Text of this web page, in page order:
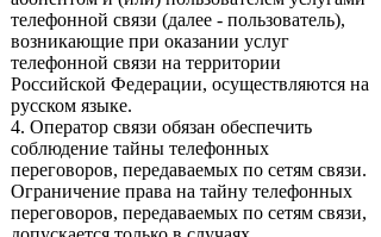
телефонной связи (далее - пользователь),
возникающие при оказании услуг
телефонной связи на территории
Российской Федерации, осуществляются на
русском языке.
4. Оператор связи обязан обеспечить
соблюдение тайны телефонных
переговоров, передаваемых по сетям связи.
Ограничение права на тайну телефонных
переговоров, передаваемых по сетям связи,